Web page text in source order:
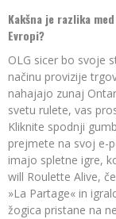
Kakšna je razlika
Evropi?
OLG sicer bo svoje
načinu provizije
nahajajo zunaj
svetu rulete, vas
Kliknite spodnji
prejmete na svoj e-
imajo spletne igre,
will Roulette Alive,
»La Partage« in
žogica pristane na